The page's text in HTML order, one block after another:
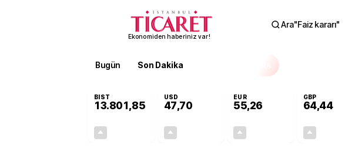
Ekonomiden haberiniz var!
Ara"Faiz kararı"
Bugün Son Dakika
BIST
13.801,85
USD
47,70
EUR
55,26
GBP
64,44